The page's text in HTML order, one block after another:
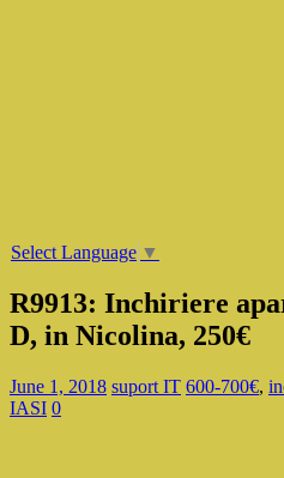
Select Language ▼
R9913: Inchiriere
D, in Nicolina, 250€
June 1, 2018 suport IT 600-700€,
IASI 0